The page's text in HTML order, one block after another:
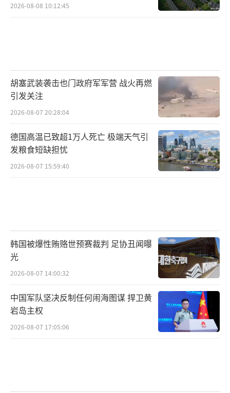
2026-08-08 10:12:45
胡塞武装袭击也门政府军军营 战火再燃
引发关注
2026-08-07 20:28:04
德国高温已致超1万人死亡 极端天气引
发粮食短缺担忧
2026-08-07 15:59:40
韩国被爆性贿赂世预赛裁判 足协丑闻曝
光
2026-08-07 14:00:32
中国军队坚决反制任何闹海图谋 捍卫黄
岩岛主权
2026-08-07 17:05:06